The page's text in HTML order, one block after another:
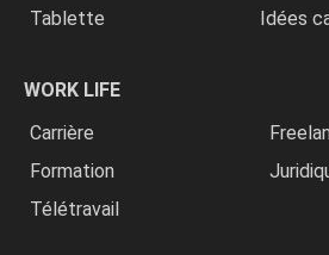
Tablette
Idées
WORK LIFE
Carrière
Formation
Télétravail